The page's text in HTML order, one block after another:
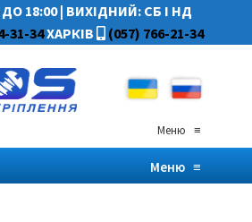
18:00| ВИХІДНИЙ: СБ І НД
31-34ХАРКІВ (057) 766-21-34
Меню≡
Меню≡